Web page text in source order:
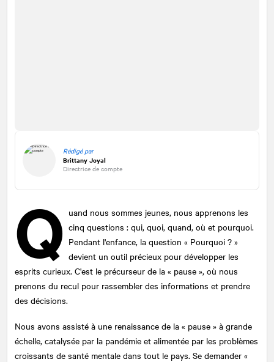
Rédigé par
Brittany Joyal
Directrice de compte
Q uand nous sommes jeunes, nous apprenons les
cinq questions : qui, quoi, quand, où et pourquoi.
Pendant l'enfance, la question « Pourquoi ? »
devient un outil précieux pour développer les
esprits curieux. C'est le précurseur de la « pause », où nous
prenons du recul pour rassembler des informations et prendre
des décisions.
Nous avons assisté à une renaissance de la « pause » à grande
échelle, catalysée par la pandémie et alimentée par les problèmes
croissants de santé mentale dans tout le pays. Se demander «